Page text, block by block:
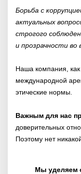
Борьба с
актуальных
строгого
и прозрачности во
Наша компания,
международной
этические нормы.
Важным для нас
доверительных
Поэтому нет
Мы уделяем